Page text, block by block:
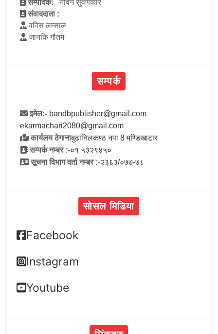
सम्पादक:
नविन सुवर्णकार
संवाददाता :
वविस लम्साल
जानकि गौतम
सम्पर्क
इमेल:- bandbpublisher@gmail.com
ekarmachari2080@gmail.com
कार्यलय ठेगानाबुढानिलकण्ठ नपा 8 मण्डिखाटार
सम्पर्क नम्बर :-०१ ५३२९४५०
सूचना विभाग दर्ता नम्बर :-२३६३/०७७-७८
सोसल मिडिया
Facebook
Instagram
Youtube